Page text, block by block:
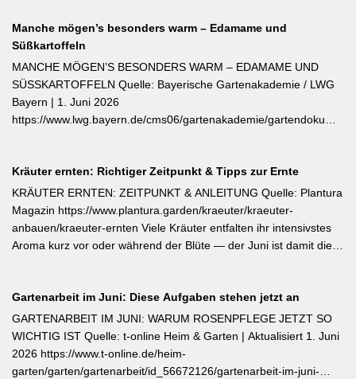
bis Mitte Juli abgeschlossen sein, damit sich die Pflanzen auf die
Überwinterung vorbereiten können. Der entscheidende Tipp für
öfterblühende Sorten: Verwelkte Blüten mit 2–3 Blattstielpaaren
darunter sofort abschneiden – das regt neue Knospen an und
verlängert die Blütezeit erheblich. [Thema-Tag: #Rosenpflege
#Pflanzenpflege #Gehölze]
Manche mögen’s besonders warm – Edamame und
Süßkartoffeln
MANCHE MÖGEN’S BESONDERS WARM – EDAMAME UND
SÜSSKARTOFFELN Quelle: Bayerische Gartenakademie / LWG
Bayern | 1. Juni 2026
https://www.lwg.bayern.de/cms06/gartenakademie/
ins Freiland. Edamame (Garten-Soja) kann direkt gesät oder
vorgezogen werden; Staffelsaaten sind bis Anfang Juli möglich,
die Ernte beginnt ab August. Süßkartoffeln sind ausschließlich als
Jungpflanzen erhältlich und benötigen Wärme, Sonne und einen
tiefen, durchlässigen Boden. Frisch geerntete Knollen müssen
Kräuter ernten: Richtiger Zeitpunkt & Tipps zur Ernte
KRÄUTER ERNTEN: ZEITPUNKT & ANLEITUNG Quelle: Plantura
Magazin https://www.plantura.garden/kraeuter/kraeuter-
anbauen/kraeuter-ernten Viele Kräuter entfalten ihr intensivstes
Aroma kurz vor oder während der Blüte — der Juni ist damit die
Abtrocknen des Taus, bevor die Mittagshitze ätherische Öle
verflüchtigt. Beim Schnitt empfehlen sich ganze Triebspitzen statt
einzelner Blätter — das fördert buschigen Neuaustrieb und
ermöglicht weitere Ernten im Sommer. Für die Trocknung werden
Büschel kopfüber an einem schattigen, luftigen Ort aufgehängt
Gartenarbeit im Juni: Diese Aufgaben stehen jetzt an
GARTENARBEIT IM JUNI: WARUM ROSENPFLEGE JETZT SO
WICHTIG IST Quelle: t-online Heim & Garten | Aktualisiert 1. Juni
2026 https://www.t-online.de/heim-
garten/garten/gartenarbeit/id_56672126/gartenarbeit-im-juni-